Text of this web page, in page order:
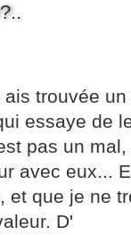
trouvée
essaye de
pas un
avec eux...
et que je ne
D'